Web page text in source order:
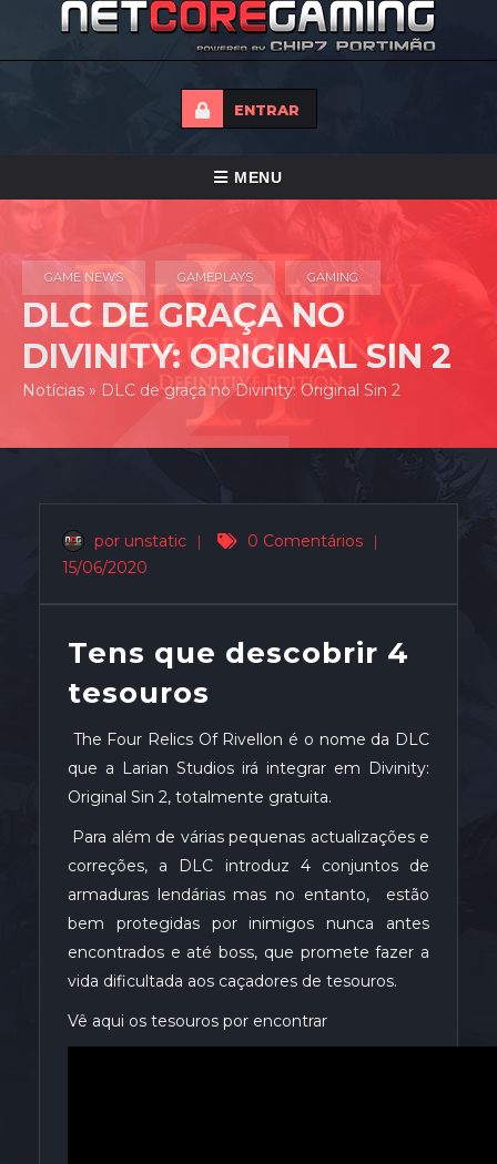
ENTRAR
ALTERNAR
MENU
TORNEIOS
NOTICIAS
FORUMS
GAME NEWS GAMEPLAYS GAMING
DLC DE GRAÇA NO
DIVINITY: ORIGINAL SIN 2
Notícias » DLC de graça no Divinity: Original Sin 2
por unstatic | 0 Comentários
|
15/06/2020
Tens que descobrir 4
tesouros
The Four Relics Of Rivellon é o nome da DLC
que a Larian Studios irá integrar em Divinity:
Original Sin 2, totalmente gratuita.
Para além de várias pequenas actualizações e
correções, a DLC introduz 4 conjuntos de
armaduras lendárias mas no entanto, estão
bem protegidas por inimigos nunca antes
encontrados e até boss, que promete fazer a
vida dificultada aos caçadores de tesouros.
Vê aqui os tesouros por encontrar